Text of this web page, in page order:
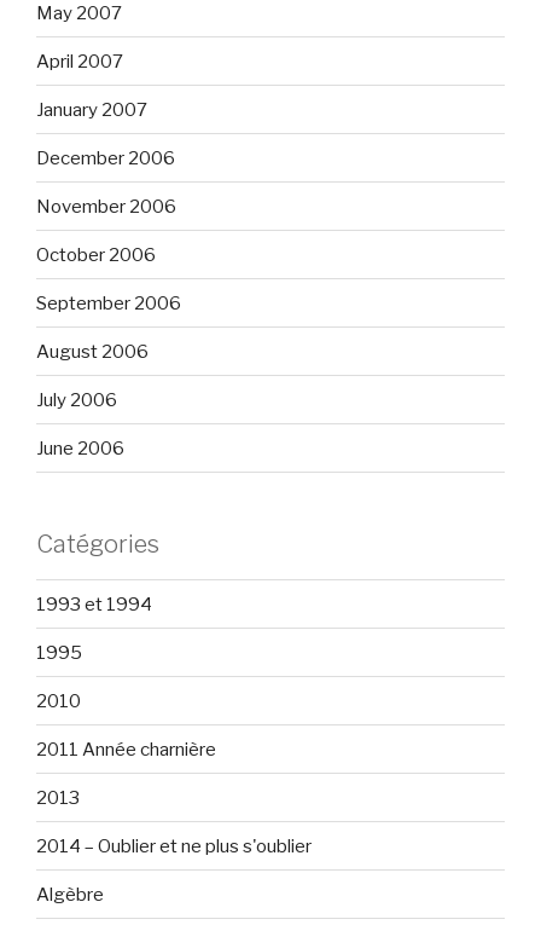
May 2007
April 2007
January 2007
December 2006
November 2006
October 2006
September 2006
August 2006
July 2006
June 2006
Catégories
1993 et 1994
1995
2010
2011 Année charnière
2013
2014 – Oublier et ne plus s'oublier
Algèbre